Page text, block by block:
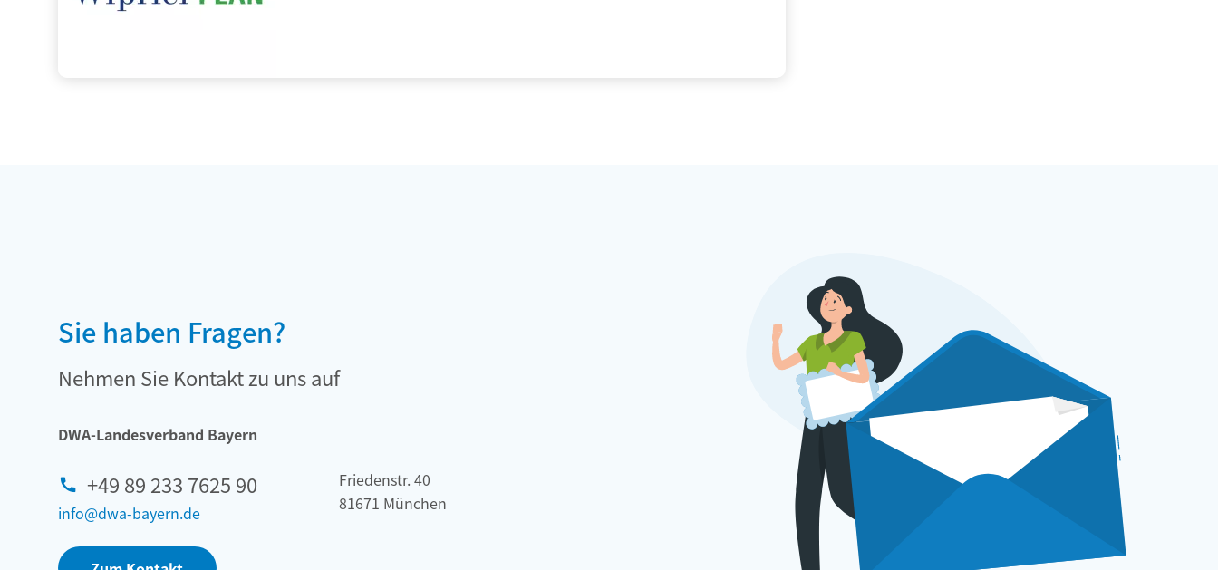
Sie haben Fragen?
Nehmen Sie Kontakt zu uns auf
DWA-Landesverband Bayern
+49 89 233 7625 90
info@dwa-bayern.de
Friedenstr. 40
81671 München